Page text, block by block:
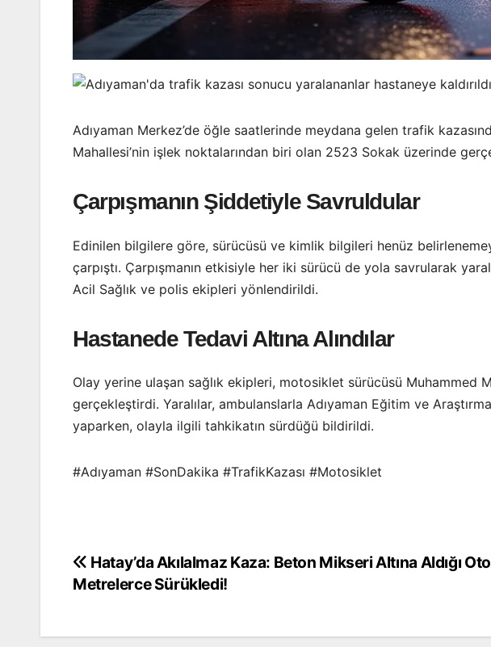
Adıyaman Merkez’de öğle saatlerinde meydana gelen trafik
Mahallesi’nin işlek noktalarından biri olan 2523 Sokak üzerinde
Çarpışmanın Şiddetiyle Savruldular
Edinilen bilgilere göre, sürücüsü ve kimlik bilgileri henüz
çarpıştı. Çarpışmanın etkisiyle her iki sürücü de yola savrularak
Acil Sağlık ve polis ekipleri yönlendirildi.
Hastanede Tedavi Altına Alındılar
Olay yerine ulaşan sağlık ekipleri, motosiklet sürücüsü
gerçekleştirdi. Yaralılar, ambulanslarla Adıyaman Eğitim ve
yaparken, olayla ilgili tahkikatın sürdüğü bildirildi.
#Adıyaman #SonDakika #TrafikKazası #Motosiklet
Yazı
Hatay’da Akılalmaz Kaza: Beton Mikseri Altına Aldığı
Metrelerce Sürükledi!